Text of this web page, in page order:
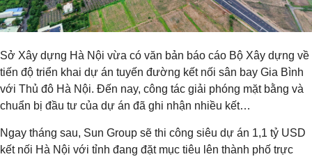
Sở Xây dựng Hà Nội vừa có văn bản báo cáo Bộ Xây dựng về
tiến độ triển khai dự án tuyến đường kết nối sân bay Gia Bình
với Thủ đô Hà Nội. Đến nay, công tác giải phóng mặt bằng và
chuẩn bị đầu tư của dự án đã ghi nhận nhiều kết…
Ngay tháng sau, Sun Group sẽ thi công siêu dự án 1,1 tỷ USD
kết nối Hà Nội với tỉnh đang đặt mục tiêu lên thành phố trực